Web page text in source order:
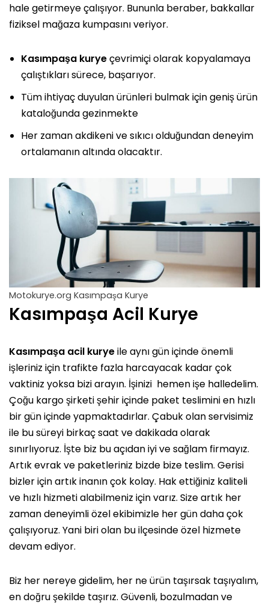
hale getirmeye çalışıyor. Bununla beraber, bakkallar
fiziksel mağaza kumpasını veriyor.
Kasımpaşa kuryeçevrimiçi olarak kopyalamaya
çalıştıkları sürece, başarıyor.
Tüm ihtiyaç duyulan ürünleri bulmak için geniş ürün
kataloğunda gezinmekte
Her zaman akdikeni ve sıkıcı olduğundan deneyim
ortalamanın altında olacaktır.
Motokurye.org Kasımpaşa Kurye
Kasımpaşa Acil Kurye
Kasımpaşa acil kuryeile aynı gün içinde önemli
işleriniz için trafikte fazla harcayacak kadar çok
vaktiniz yoksa bizi arayın. İşinizi hemen işe halledelim.
Çoğu kargo şirketi şehir içinde paket teslimini en hızlı
bir gün içinde yapmaktadırlar. Çabuk olan servisimiz
ile bu süreyi birkaç saat ve dakikada olarak
sınırlıyoruz. İşte biz bu açıdan iyi ve sağlam firmayız.
Artık evrak ve paketleriniz bizde bize teslim. Gerisi
bizler için artık inanın çok kolay. Hak ettiğiniz kaliteli
ve hızlı hizmeti alabilmeniz için varız. Size artık her
zaman deneyimli özel ekibimizle her gün daha çok
çalışıyoruz. Yani biri olan bu ilçesinde özel hizmete
devam ediyor.
Biz her nereye gidelim, her ne ürün taşırsak taşıyalım,
en doğru şekilde taşırız. Güvenli, bozulmadan ve